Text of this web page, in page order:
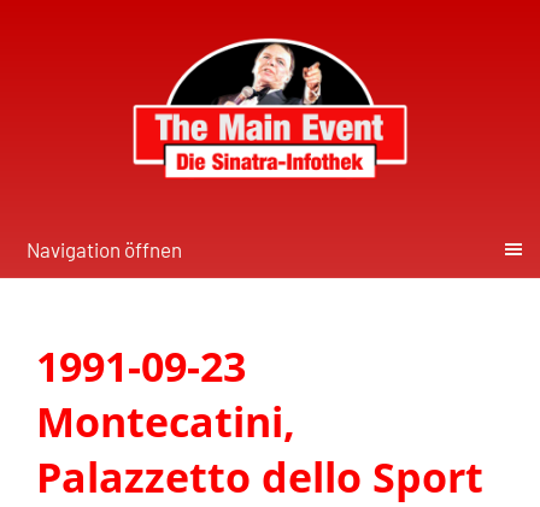
Navigation öffnen
1991-09-23
Montecatini,
Palazzetto dello Sport